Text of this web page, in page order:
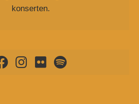
konserten.